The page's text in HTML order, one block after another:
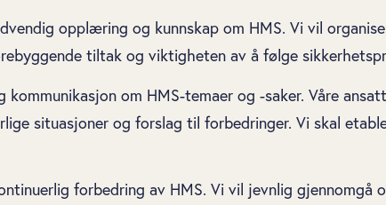
opplæring og kunnskap om HMS. Vi vil
tiltak og viktigheten av å følge
om HMS-temaer og -saker. Våre
situasjoner og forslag til forbedringer. Vi skal
forbedring av HMS. Vi vil jevnlig gjennomgå